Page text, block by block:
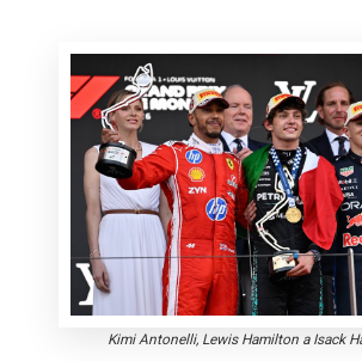
Kimi Antonelli, Lewis Hamilton a Isack